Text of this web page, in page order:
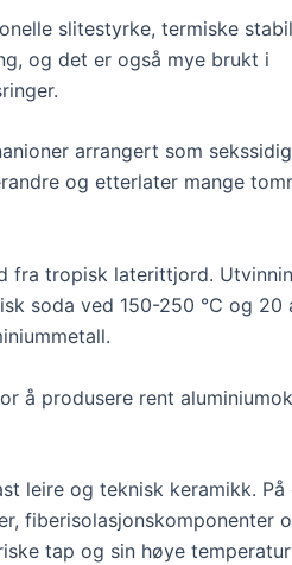
slitestyrke, termiske
og det er også mye brukt i
arrangert som
og etterlater mange
fra tropisk laterittjord.
soda ved 150-250 °C og 20
å produsere rent
leire og teknisk keramikk. På
fiberisolasjonskomponenter
tap og sin høye